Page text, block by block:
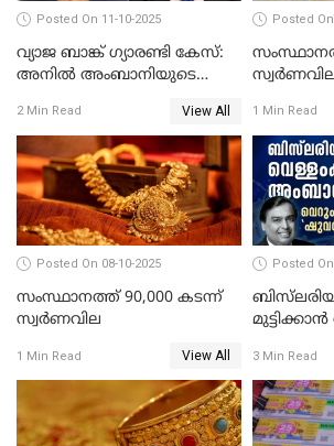
Posted On 11-10-2025
വ്യാജ ബാങ്ക് ഗ്യാരണ്ടി കേസ്:
അനിൽ അംബാനിയുടെ
അറസ്റ്റിൽ; ഇഡി അന്വേഷണം
വ്യാപിപ്പിക്കുന്നു
2 Min Read View All
Posted
1 Min Read
Posted On 08-10-2025
സംസ്ഥാനത്ത് 90,000 കടന്ന്
സ്വര്‍ണവില
1 Min Read View All
Posted
3 Min Read